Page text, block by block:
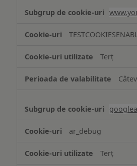
Terț
ar_debug
Terț